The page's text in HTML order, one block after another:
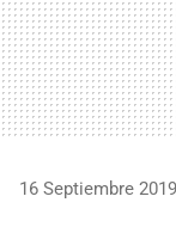
16 Septiembre 2019